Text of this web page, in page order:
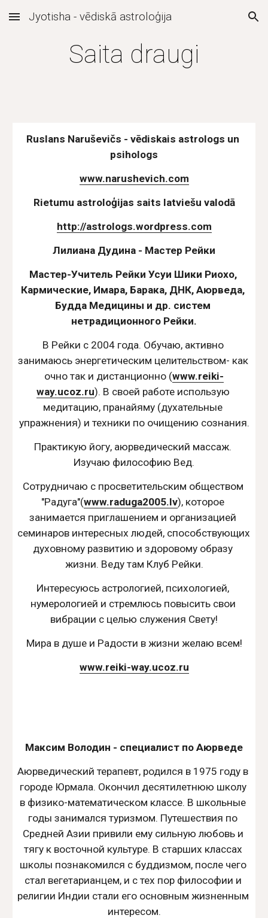
Skip to main content Skip to navigation
Jyotisha - vēdiskā astroloģija
Saita draugi
Ruslans Naruševičs - vēdiskais astrologs un
psihologs
www.narushevich.com
Rietumu astroloģijas saits latviešu valodā
http://astrologs.wordpress.com
Лилиана Дудина - Мастер Рейки
Мастер-Учитель Рейки Усуи Шики Риохо,
Кармические, Имара, Барака, ДНК, Аюрведа,
Будда Медицины и др. систем
нетрадиционного Рейки.
В Рейки с 2004 года. Обучаю, активно
занимаюсь энергетическим целительством- как
очно так и дистанционно (www.reiki-
way.ucoz.ru). В своей работе использую
медитацию, пранайяму (духательные
упражнения) и техники по очищению сознания.
Практикую йогу, аюрведический массаж.
Изучаю философию Вед.
Сотрудничаю с просветительским обществом
"Радуга"(www.raduga2005.lv), которое
занимается приглашением и организацией
семинаров интересных людей, способствующих
духовному развитию и здоровому образу
жизни. Веду там Клуб Рейки.
Интересуюсь астрологией, психологией,
нумерологией и стремлюсь повысить свои
вибрации с целью служения Свету!
Мира в душе и Радости в жизни желаю всем!
www.reiki-way.ucoz.ru
Максим Володин - специалист по Аюрведе
Аюрведический терапевт, родился в 1975 году в
городе Юрмала. Окончил десятилетнюю школу
в физико-математическом классе. В школьные
годы занимался туризмом. Путешествия по
Средней Азии привили ему сильную любовь и
тягу к восточной культуре. В старших классах
школы познакомился с буддизмом, после чего
стал вегетарианцем, и с тех пор философии и
религии Индии стали его основным жизненным
интересом.